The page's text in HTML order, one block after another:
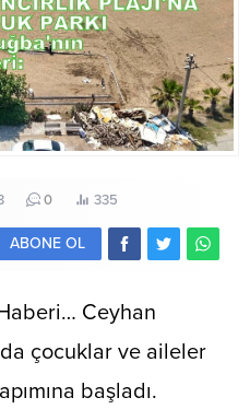
0 335
ABONE OL
Ceyhan
çocuklar ve aileler
başladı.